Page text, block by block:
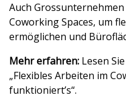
Auch
Coworking Spaces, um
ermöglichen und
Mehr erfahren: Lesen
„Flexibles Arbeiten im
funktioniert’s“.